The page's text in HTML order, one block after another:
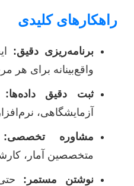
راهکارهای کلیدی
برنامه‌ریزی دقیق:
واقع‌بینانه برای هر
ثبت دقیق داده‌ها:
آزمایشگاهی،
مشاوره تخصصی:
متخصصین آمار،
نوشتن مستمر: